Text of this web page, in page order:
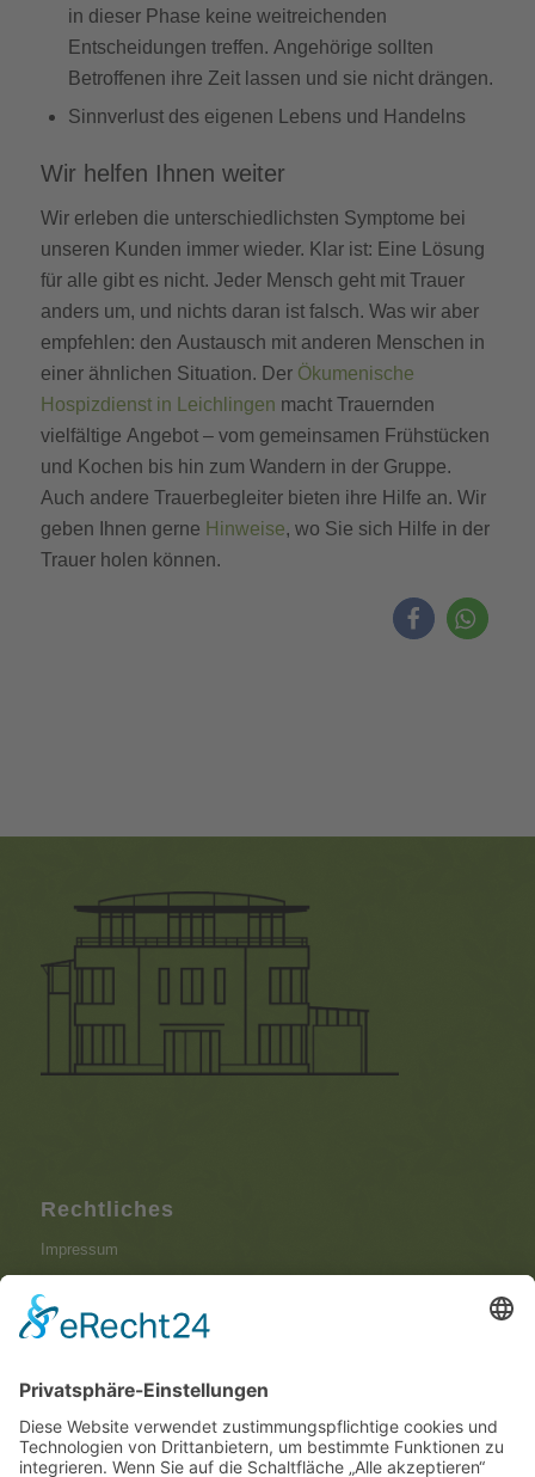
in dieser Phase keine weitreichenden
Entscheidungen treffen. Angehörige sollten
Betroffenen ihre Zeit lassen und sie nicht drängen.
Sinnverlust des eigenen Lebens und Handelns
Wir helfen Ihnen weiter
Wir erleben die unterschiedlichsten Symptome bei
unseren Kunden immer wieder. Klar ist: Eine Lösung
für alle gibt es nicht. Jeder Mensch geht mit Trauer
anders um, und nichts daran ist falsch. Was wir aber
empfehlen: den Austausch mit anderen Menschen in
einer ähnlichen Situation. Der Ökumenische
Hospizdienst in Leichlingen macht Trauernden
vielfältige Angebot – vom gemeinsamen Frühstücken
und Kochen bis hin zum Wandern in der Gruppe.
Auch andere Trauerbegleiter bieten ihre Hilfe an. Wir
geben Ihnen gerne Hinweise, wo Sie sich Hilfe in der
Trauer holen können.
Rechtliches
Impressum
Aktuelles